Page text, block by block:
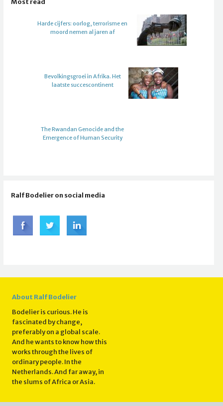
Most read
Harde cijfers: oorlog, terrorisme en
moord nemen al jaren af
Bevolkingsgroei in Afrika. Het
laatste succescontinent
The Rwandan Genocide and the
Emergence of Human Security
Ralf Bodelier on social media
About Ralf Bodelier
Bodelier is curious. He is
fascinated by change,
preferably on a global scale.
And he wants to know how this
works through the lives of
ordinary people. In the
Netherlands. And far away, in
the slums of Africa or Asia.